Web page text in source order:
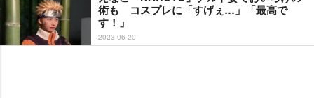
術も コスプレに「すげぇ…」「最高で
す！」
2023-06-20